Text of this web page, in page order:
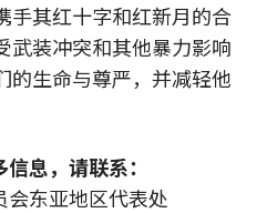
手其红十字和红新月的合
武装冲突和其他暴力影响
的生命与尊严，并减轻他
息，请联系：
会东亚地区代表处